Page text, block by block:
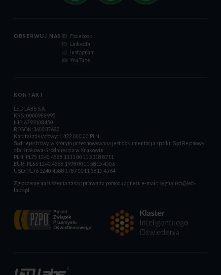
OBSERWUJ NAS
Facebook
LinkedIn
Instagram
YouTube
KONTAKT
LED LABS S.A.
KRS: 0000988995
NIP:6793108450
REGON:360837680
Kapitał zakładowy: 1.422.000,00 PLN
Sąd rejestrowy, w którym przechowywana jest dokumentacja spółki: Sąd Rejonowy
dla Krakowa-Śródmieścia w Krakowie
PLN: PL75 1240 4588 1111 0011 5318 8711
EUR: PL66 1240 4588 1978 0011 5815 4506
USD: PL76 1240 4588 1787 0011 5815 4564
Zgłoszenie naruszenia zasad prawa za pomocą adresu e-mail: sygnalisci@led-
labs.pl